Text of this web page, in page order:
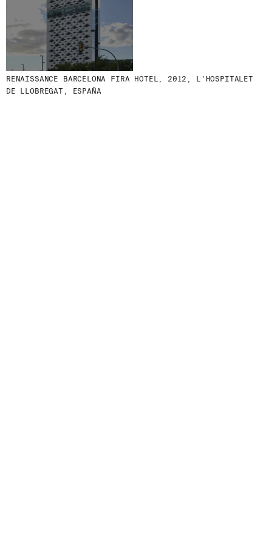
RENAISSANCE BARCELONA FIRA HOTEL, 2012, L'HOSPITALET
DE LLOBREGAT, ESPAÑA
NEWSLETTER
NTÉRATE DE NUESTRAS NOVEDADES
SUSCRIBIÉNDOTE A NUESTRA NEWSLETTER.